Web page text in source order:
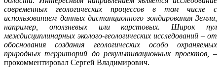
современных геологических процессов в том числе с
использованием данных дистанционного зондирования Земли,
например, оползневых или карстовых. Широк пул
междисциплинарных эколого-геологических исследований – от
обоснования создания геологических особо охраняемых
природных территорий до рекультивационных проектов, –
прокомментировал Сергей Владимирович.